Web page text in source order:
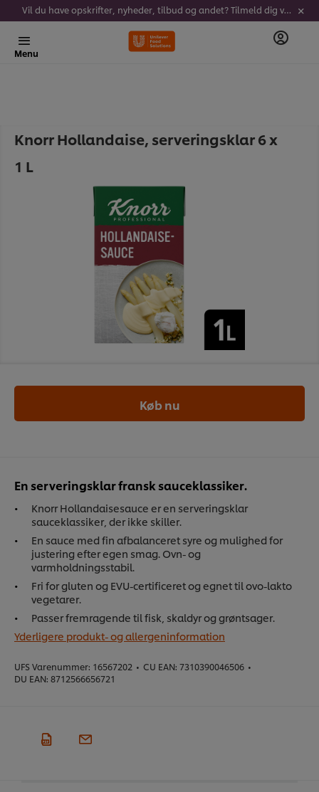
Vil du have opskrifter, nyheder, tilbud og andet? Tilmeld dig vores nyhedsbrev!
Menu
Knorr Hollandaise, serveringsklar 6 x
1 L
En serveringsklar fransk sauceklassiker.
Knorr Hollandaisesauce er en serveringsklar
sauceklassiker, der ikke skiller.
En sauce med fin afbalanceret syre og mulighed for
justering efter egen smag. Ovn- og
varmholdningsstabil.
Fri for gluten og EVU-certificeret og egnet til ovo-lakto
vegetarer.
Passer fremragende til fisk, skaldyr og grøntsager.
Yderligere produkt- og allergeninformation
UFS Varenummer: 16567202 • CU EAN: 7310390046506 •
DU EAN: 8712566656721
Køb nu